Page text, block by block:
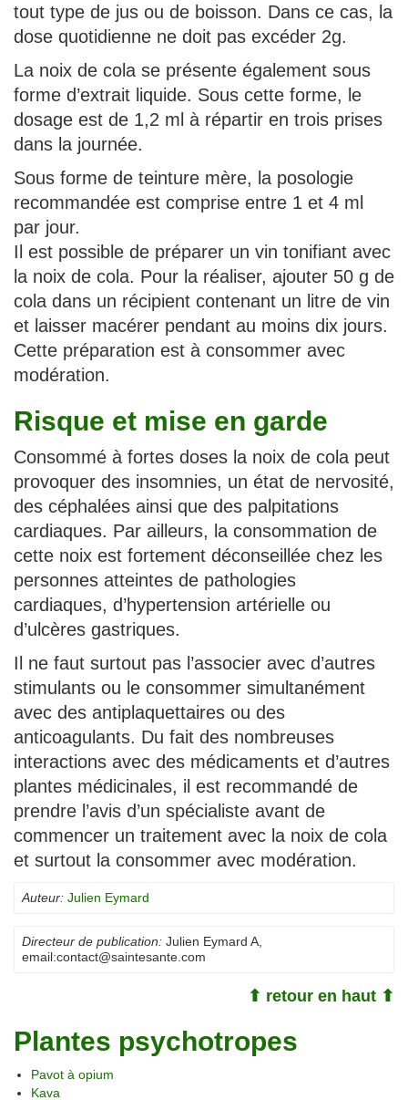
tout type de jus ou de boisson. Dans ce cas, la
dose quotidienne ne doit pas excéder 2g.
La noix de cola se présente également sous
forme d’extrait liquide. Sous cette forme, le
dosage est de 1,2 ml à répartir en trois prises
dans la journée.
Sous forme de teinture mère, la posologie
recommandée est comprise entre 1 et 4 ml
par jour.
Il est possible de préparer un vin tonifiant avec
la noix de cola. Pour la réaliser, ajouter 50 g de
cola dans un récipient contenant un litre de vin
et laisser macérer pendant au moins dix jours.
Cette préparation est à consommer avec
modération.
Risque et mise en garde
Consommé à fortes doses la noix de cola peut
provoquer des insomnies, un état de nervosité,
des céphalées ainsi que des palpitations
cardiaques. Par ailleurs, la consommation de
cette noix est fortement déconseillée chez les
personnes atteintes de pathologies
cardiaques, d’hypertension artérielle ou
d’ulcères gastriques.
Il ne faut surtout pas l’associer avec d’autres
stimulants ou le consommer simultanément
avec des antiplaquettaires ou des
anticoagulants. Du fait des nombreuses
interactions avec des médicaments et d’autres
plantes médicinales, il est recommandé de
prendre l’avis d’un spécialiste avant de
commencer un traitement avec la noix de cola
et surtout la consommer avec modération.
Auteur: Julien Eymard
Directeur de publication: Julien Eymard A
email:contact@saintesante.com
⬆ retour en haut ⬆
Plantes psychotropes
Pavot à opium
Kava